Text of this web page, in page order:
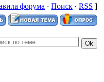
форума ·Поиск ·RSS ]